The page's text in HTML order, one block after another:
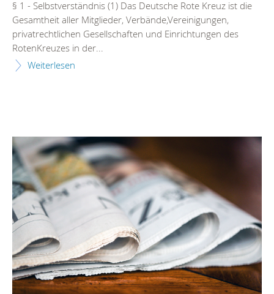
§ 1 - Selbstverständnis (1) Das Deutsche Rote Kreuz ist die
Gesamtheit aller Mitglieder, Verbände,Vereinigungen,
privatrechtlichen Gesellschaften und Einrichtungen des
RotenKreuzes in der...
Weiterlesen